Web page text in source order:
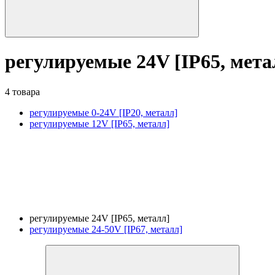
регулируемые 24V [IP65,
4 товара
регулируемые 0-24V [IP20, металл]
регулируемые 12V [IP65, металл]
регулируемые 24V [IP65, металл]
регулируемые 24-50V [IP67, металл]